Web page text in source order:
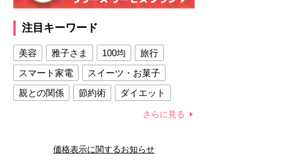
注目キーワード
美容 雅子さま 100均
旅行
スマート家電
スイーツ・お菓子
親との関係
節約術
ダイエット
夫との関係
新津春子 どか食い
さらに見る
価格表示に関するお知らせ